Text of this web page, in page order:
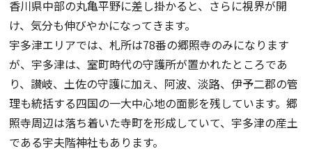
香川県中部の丸亀平野に差し掛かると、さらに視界が開
け、気分も伸びやかになってきます。
宇多津エリアでは、札所は78番の郷照寺のみになります
が、宇多津は、室町時代の守護所が置かれたところであ
り、讃岐、土佐の守護に加え、阿波、淡路、伊予二郡の管
理も統括する四国の一大中心地の面影を残しています。郷
照寺周辺は落ち着いた寺町を形成していて、宇多津の産土
である宇夫階神社もあります。